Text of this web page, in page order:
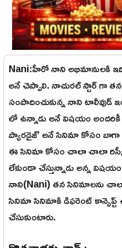
Nani:హీరో నాని అభిమానులకి ఇది
అనే చెప్పాలి. నాచురల్ స్టార్ గా
సంపాదించుకున్న నాని టాలీవుడ్
లో ఉన్నాడు అనే విషయం అందరికీ
ప్యారడైజ్’ అనే సినిమా కోసం బాగా
ఈ సినిమా కోసం చాలా చాలా రిస్కీ
లేకుండా చేస్తున్నాడు అన్న
నాని(Nani) తన సినిమాలను
సినిమా సినిమాకి డిఫరెంట్ కాన్సెప్ట్
చేసుకుంటారు.